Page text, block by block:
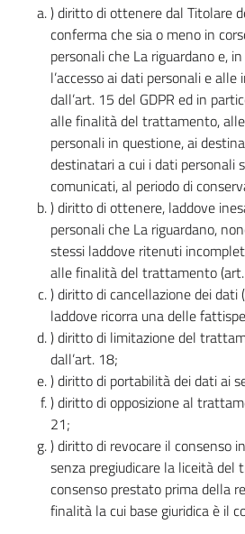
) diritto di ottenere dal Titolare
conferma che sia o meno in
personali che La riguardano e,
l’accesso ai dati personali e
dall’art. 15 del GDPR ed in
alle finalità del trattamento,
personali in questione, ai
destinatari a cui i dati personali
comunicati, al periodo di
) diritto di ottenere, laddove
personali che La riguardano,
stessi laddove ritenuti
alle finalità del trattamento
) diritto di cancellazione dei dati
laddove ricorra una delle
) diritto di limitazione del
dall’art. 18;
) diritto di portabilità dei dati ai
) diritto di opposizione al
21;
) diritto di revocare il consenso
senza pregiudicare la liceità
consenso prestato prima della
finalità la cui base giuridica è il